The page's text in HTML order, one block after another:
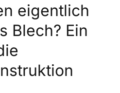
eigentlich
Blech? Ein